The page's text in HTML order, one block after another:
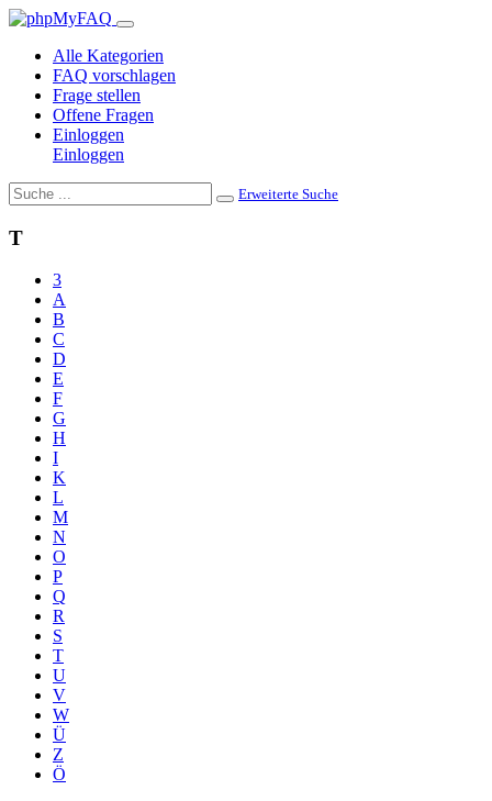
Alle Kategorien
FAQ vorschlagen
Frage stellen
Offene Fragen
Einloggen
Einloggen
Erweiterte Suche
T
3
A
B
C
D
E
F
G
H
I
K
L
M
N
O
P
Q
R
S
T
U
V
W
Ü
Z
Ö